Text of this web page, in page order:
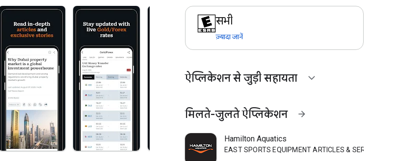
सभी
ज़्यादा जानें
ऐप्लिकेशन से जुड़ी सहायता expand_more
मिलते-जुलते ऐप्लिकेशन arrow_forward
Hamilton Aquatics
EAST SPORTS EQUIPMENT ARTICLES & SERVICES